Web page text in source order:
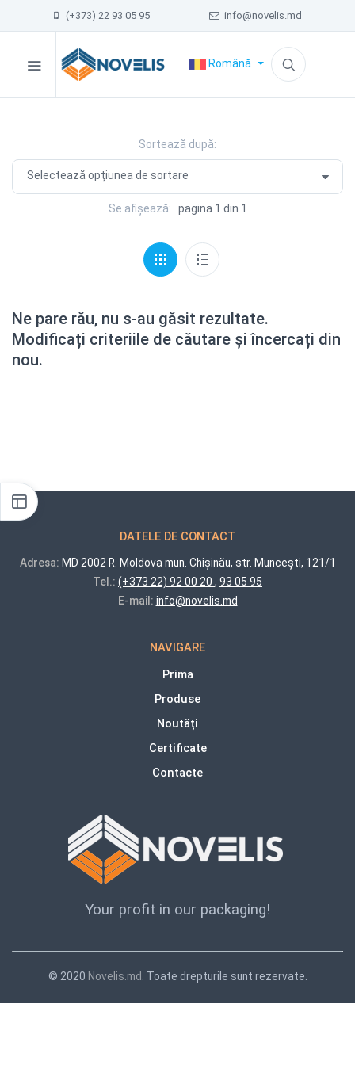
(+373) 22 93 05 95 info@novelis.md
Română
Sortează după:
Se afișează: pagina 1 din 1
Ne pare rău, nu s-au găsit rezultate.
Modificați criteriile de căutare și încercați din
nou.
DATELE DE CONTACT
Adresa: MD 2002 R. Moldova mun. Chișinău, str. Muncești, 121/1
Tel.: (+373 22) 92 00 20 , 93 05 95
E-mail: info@novelis.md
NAVIGARE
Prima
Produse
Noutăți
Certificate
Contacte
Your profit in our packaging!
© 2020 Novelis.md . Toate drepturile sunt rezervate.